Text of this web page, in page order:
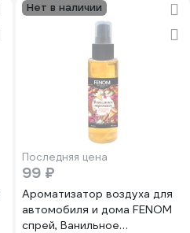
Нет в наличии
Последняя цена
99 ₽
Ароматизатор воздуха для
автомобиля и дома FENOM
спрей, Ванильное